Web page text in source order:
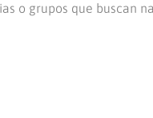
o grupos que buscan